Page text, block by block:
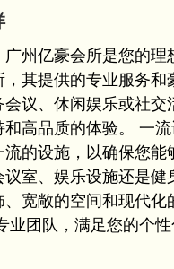
州亿豪会所是您的
其提供的专业服务
会议、休闲娱乐或社
高品质的体验。 一
的设施，以确保您能
室、娱乐设施还是健
宽敞的空间和现代化
业团队，满足您的个